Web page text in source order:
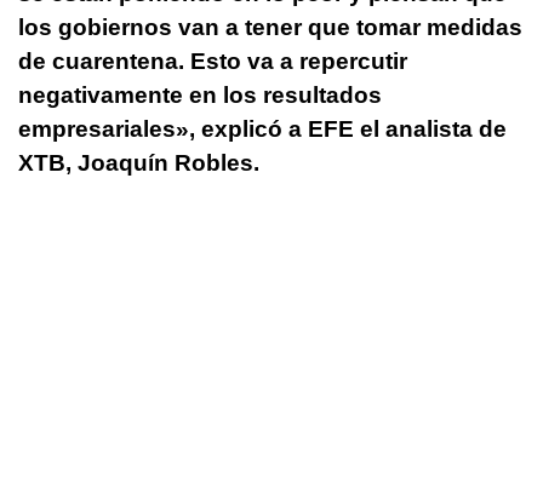
los gobiernos van a tener que tomar medidas
de cuarentena. Esto va a repercutir
negativamente en los resultados
empresariales», explicó a EFE el analista de
XTB, Joaquín Robles.